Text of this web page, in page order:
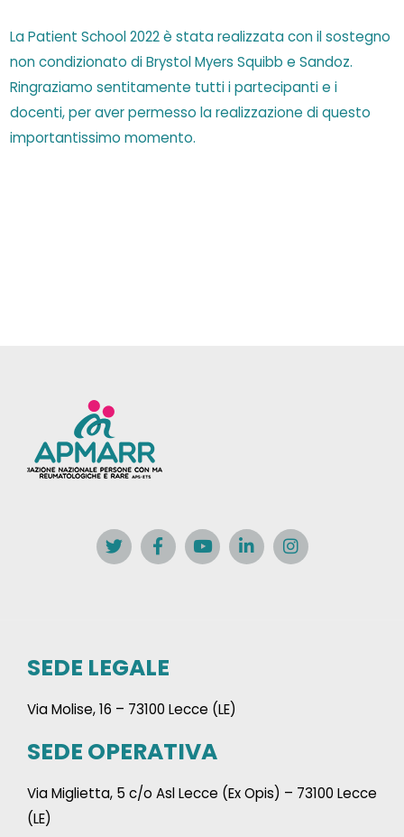
La Patient School 2022 è stata realizzata con il sostegno
non condizionato di Brystol Myers Squibb e Sandoz.
Ringraziamo sentitamente tutti i partecipanti e i
docenti, per aver permesso la realizzazione di questo
importantissimo momento.
SEDE LEGALE
Via Molise, 16 – 73100 Lecce (LE)
SEDE OPERATIVA
Via Miglietta, 5 c/o Asl Lecce (Ex Opis) – 73100 Lecce
(LE)